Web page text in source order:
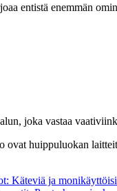
entistä enemmän
joka vastaa
huippuluokan
Käteviä ja